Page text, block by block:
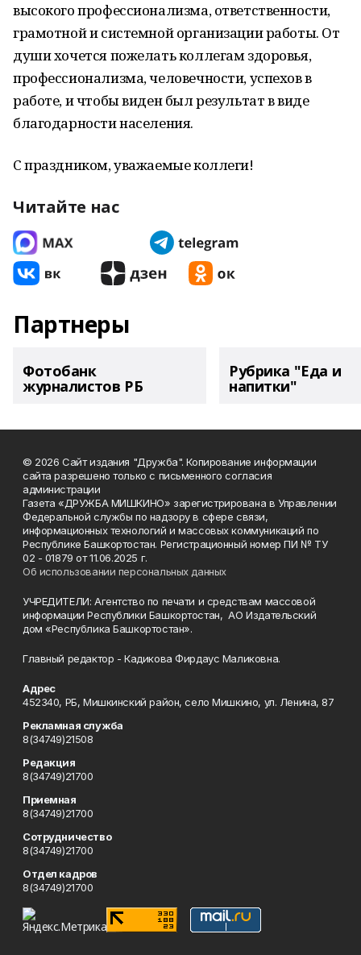
высокого профессионализма, ответственности,
грамотной и системной организации работы. От
души хочется пожелать коллегам здоровья,
профессионализма, человечности, успехов в
работе, и чтобы виден был результат в виде
благодарности населения.
С праздником, уважаемые коллеги!
Читайте нас
Партнеры
Фотобанк
журналистов РБ
Рубрика "Еда и
напитки"
© 2026 Сайт издания "Дружба". Копирование информации
сайта разрешено только с письменного согласия
администрации
Газета «ДРУЖБА МИШКИНО» зарегистрирована в Управлении
Федеральной службы по надзору в сфере связи,
информационных технологий и массовых коммуникаций по
Республике Башкортостан. Регистрационный номер ПИ № ТУ
02 - 01879 от 11.06.2025 г.
Об использовании персональных данных
УЧРЕДИТЕЛИ: Агентство по печати и средствам массовой
информации Республики Башкортостан, АО Издательский
дом «Республика Башкортостан».
Главный редактор - Кадикова Фирдаус Маликовна.
Адрес
452340, РБ, Мишкинский район, село Мишкино, ул. Ленина, 87
Рекламная служба
8(34749)21508
Редакция
8(34749)21700
Приемная
8(34749)21700
Сотрудничество
8(34749)21700
Отдел кадров
8(34749)21700